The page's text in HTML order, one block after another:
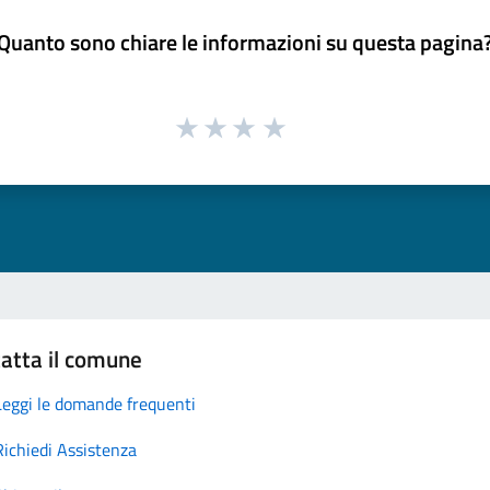
sono chiare le informazioni su questa
il comune
le domande frequenti
Assistenza